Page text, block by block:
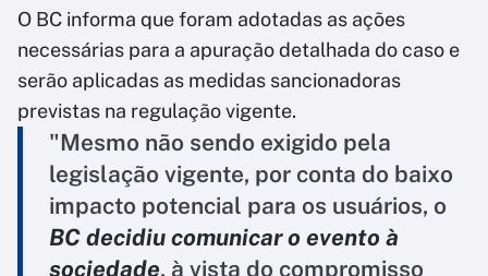
O BC informa que foram adotadas as ações
necessárias para a apuração detalhada do caso e
serão aplicadas as medidas sancionadoras
previstas na regulação vigente.
"Mesmo não sendo exigido pela
legislação vigente, por conta do baixo
impacto potencial para os usuários, o
BC decidiu comunicar o evento à
sociedade, à vista do compromisso